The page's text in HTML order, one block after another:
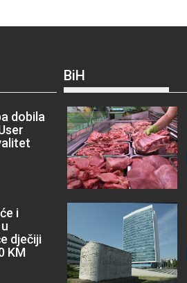
dobila
i
dječiji
KM
BiH